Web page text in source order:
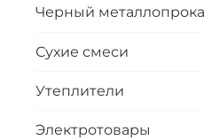
Черный
Сухие смеси
Утеплители
Электротовары